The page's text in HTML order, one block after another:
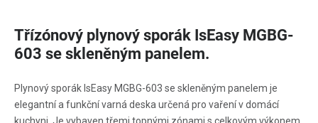
Třízónový plynový sporák IsEasy MGBG-
603 se skleněným panelem.
Plynový sporák IsEasy MGBG-603 se skleněným panelem je
elegantní a funkční varná deska určená pro vaření v domácí